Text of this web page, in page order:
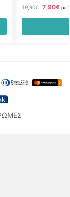
19,90€ 7,90€ με